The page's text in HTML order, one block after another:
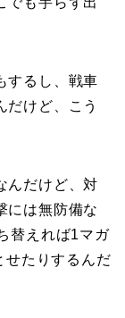
するし、戦車
だけど、こう
んだけど、対
には無防備な
替えれば1マガ
せたりするんだ